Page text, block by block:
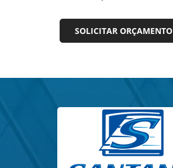
SOLICITAR ORÇAMENTO